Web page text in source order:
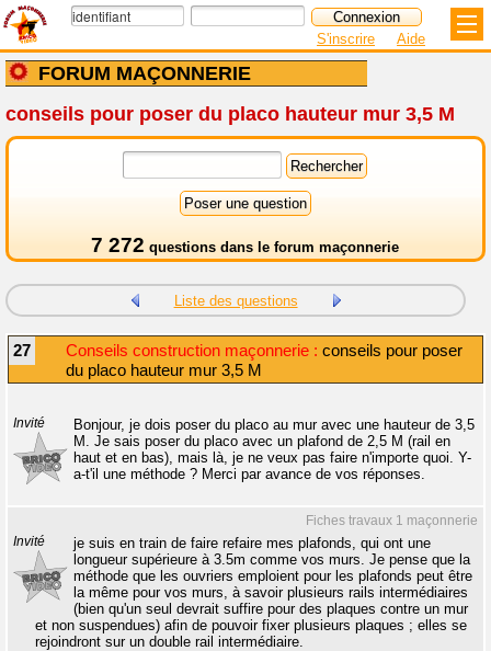
FORUM MAÇONNERIE
S'inscrire Aide
conseils pour poser du placo hauteur mur 3,5 M
7 272 questions dans le forum maçonnerie
Liste des questions
27 Conseils construction maçonnerie : conseils pour poser
du placo hauteur mur 3,5 M
Invité
Bonjour, je dois poser du placo au mur avec une hauteur de 3,5
M. Je sais poser du placo avec un plafond de 2,5 M (rail en
haut et en bas), mais là, je ne veux pas faire n'importe quoi. Y-
a-t'il une méthode ? Merci par avance de vos réponses.
Fiches travaux 1 maçonnerie
Invité
je suis en train de faire refaire mes plafonds, qui ont une
longueur supérieure à 3.5m comme vos murs. Je pense que la
méthode que les ouvriers emploient pour les plafonds peut être
la même pour vos murs, à savoir plusieurs rails intermédiaires
(bien qu'un seul devrait suffire pour des plaques contre un mur
et non suspendues) afin de pouvoir fixer plusieurs plaques ; elles se
rejoindront sur un double rail intermédiaire.